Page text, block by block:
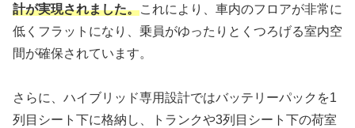
計が実現されました。これにより、車内のフロアが非常に
低くフラットになり、乗員がゆったりとくつろげる室内空
間が確保されています。
さらに、ハイブリッド専用設計ではバッテリーパックを1
列目シート下に格納し、トランクや3列目シート下の荷室